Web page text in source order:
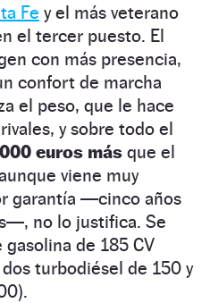
Fe y el más veterano
el tercer puesto. El
con más presencia,
confort de marcha
el peso, que le hace
y sobre todo el
euros más que el
viene muy
garantía —cinco años
no lo justifica. Se
de 185 CV
turbodiésel de 150 y